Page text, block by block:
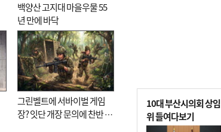
백양산 고지대 마을우물 55
년 만에 바닥
그린벨트에 서바이벌 게임
장? 잇단 개장 문의에 찬반 논
10대 부산시의회 상임
위 들여다보기